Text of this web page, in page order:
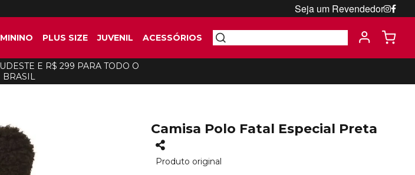
Seja um Revendedor
PLUS SIZE JUVENIL ACESSÓRIOS
E R$ 299 PARA TODO O
BRASIL
Camisa Polo Fatal Especial Preta
Produto original